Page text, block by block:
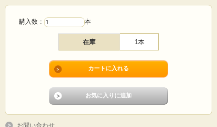
購入数： 本
在庫 1本
お問い合わせ